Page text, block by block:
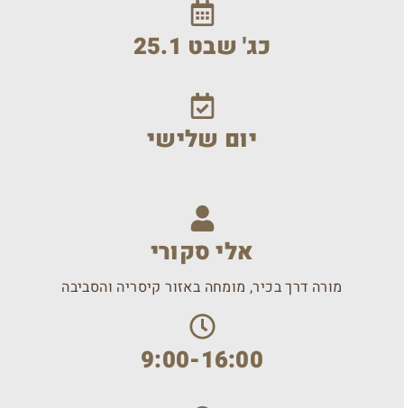
כג' שבט 25.1
יום שלישי
אלי סקורי
מורה דרך בכיר, מומחה באזור קיסריה והסביבה
9:00-16:00